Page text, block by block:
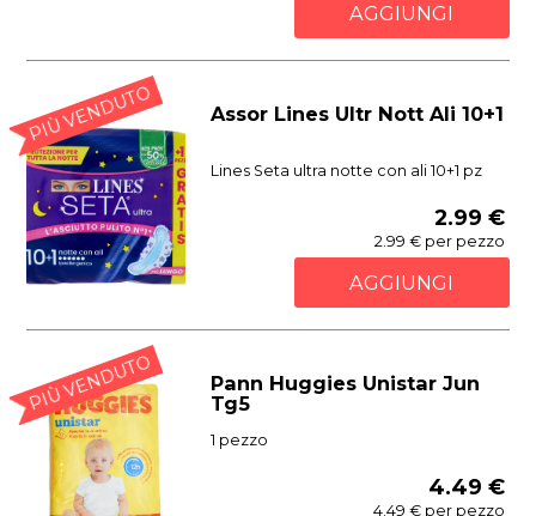
AGGIUNGI
PIÙ VENDUTO Assor Lines Ultr Nott Ali 10+1
Lines Seta ultra notte con ali 10+1 pz
2.99 €
2.99 € per pezzo
AGGIUNGI
PIÙ VENDUTO
Pann Huggies Unistar Jun
Tg5
1 pezzo
4.49 €
4.49 € per pezzo